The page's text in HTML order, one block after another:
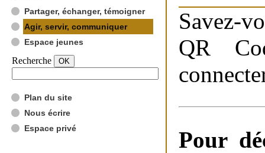
Partager, échanger, témoigner
Agir, servir, communiquer
Espace jeunes
Recherche
Plan du site
Nous écrire
Espace privé
Savez-
QR
Pour